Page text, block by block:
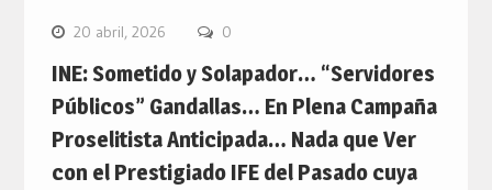
20 abril, 2026 0
INE: Sometido y Solapador… “Servidores
Públicos” Gandallas… En Plena Campaña
Proselitista Anticipada… Nada que Ver
con el Prestigiado IFE del Pasado cuya